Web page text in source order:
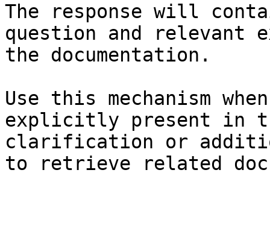
The response will
question and relevant
the documentation.
Use this mechanism
explicitly present in
clarification or